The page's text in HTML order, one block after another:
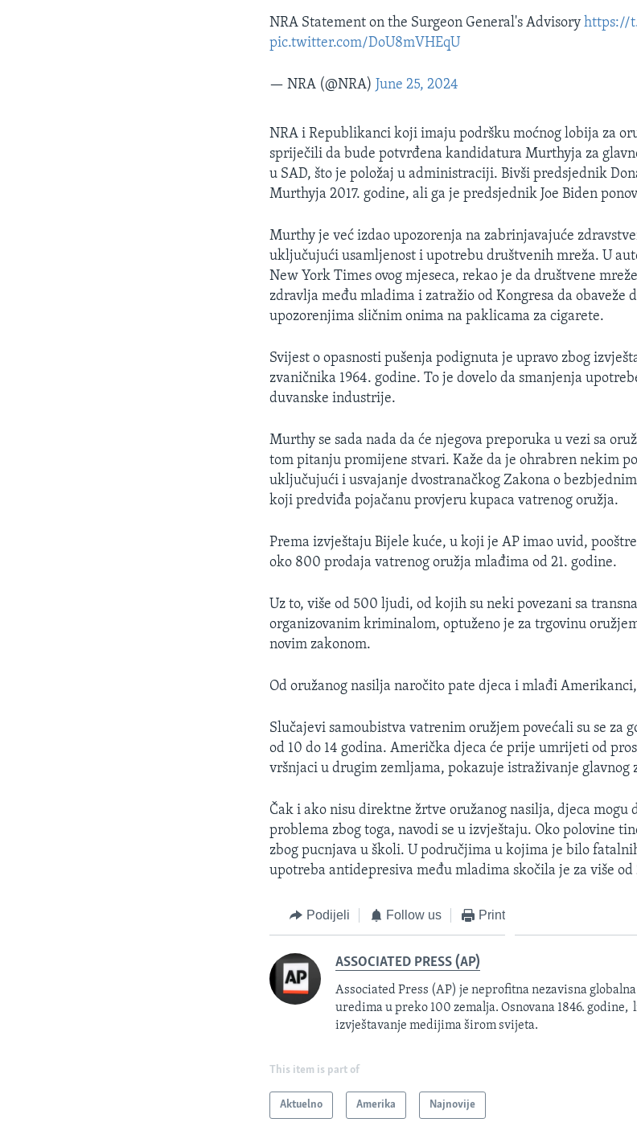
NRA Statement on the Surgeon General's Advisoryhttps://
pic.twitter.com/DoU8mVHEqU
— NRA (@NRA) June 25, 2024
NRA i Republikanci koji imaju podršku moćnog lobija za
spriječili da bude potvrđena kandidatura Murthyja za
u SAD, što je položaj u administraciji. Bivši predsjednik
Murthyja 2017. godine, ali ga je predsjednik Joe Biden
Murthy je već izdao upozorenja na zabrinjavajuće
uključujući usamljenost i upotrebu društvenih mreža. U
New York Times ovog mjeseca, rekao je da društvene
zdravlja među mladima i zatražio od Kongresa da obaveže
upozorenjima sličnim onima na paklicama za cigarete.
Svijest o opasnosti pušenja podignuta je upravo zbog
zvaničnika 1964. godine. To je dovelo da smanjenja
duvanske industrije.
Murthy se sada nada da će njegova preporuka u vezi sa
tom pitanju promijene stvari. Kaže da je ohrabren nekim
uključujući i usvajanje dvostranačkog Zakona o
koji predviđa pojačanu provjeru kupaca vatrenog oružja.
Prema izvještaju Bijele kuće, u koji je AP imao uvid,
oko 800 prodaja vatrenog oružja mlađima od 21. godine.
Uz to, više od 500 ljudi, od kojih su neki povezani sa
organizovanim kriminalom, optuženo je za trgovinu
novim zakonom.
Od oružanog nasilja naročito pate djeca i mlađi
Slučajevi samoubistva vatrenim oružjem povećali su se za
od 10 do 14 godina. Američka djeca će prije umrijeti od
vršnjaci u drugim zemljama, pokazuje istraživanje glavnog
Čak i ako nisu direktne žrtve oružanog nasilja, djeca mogu
problema zbog toga, navodi se u izvještaju. Oko polovine
zbog pucnjava u školi. U područjima u kojima je bilo
upotreba antidepresiva među mladima skočila je za više od
Podijeli Follow us Print
ASSOCIATED PRESS (AP)
Associated Press (AP) je neprofitna nezavisna
uredima u preko 100 zemalja. Osnovana 1846.
izvještavanje medijima širom svijeta.
This item is part of
Aktuelno Amerika Najnovije